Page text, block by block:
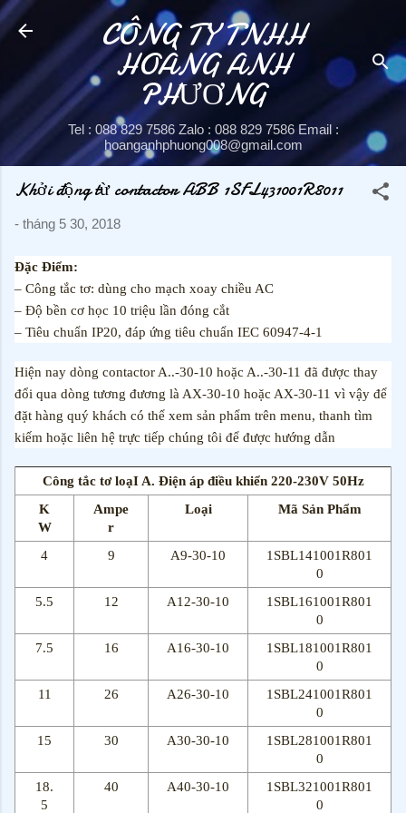
Chuyển đến nội dung chính
CÔNG TY TNHH
HOÀNG ANH
PHƯƠNG
Tel : 088 829 7586 Zalo : 088 829 7586 Email :
hoanganhphuong008@gmail.com
Khởi động từ contactor ABB 1SFL431001R8011
- tháng 5 30, 2018
Đặc Điểm:
– Công tắc tơ: dùng cho mạch xoay chiều AC
– Độ bền cơ học 10 triệu lần đóng cắt
– Tiêu chuẩn IP20, đáp ứng tiêu chuẩn IEC 60947-4-1
Hiện nay dòng contactor A..-30-10 hoặc A..-30-11 đã được thay
đổi qua dòng tương đương là AX-30-10 hoặc AX-30-11 vì vậy để
đặt hàng quý khách có thể xem sản phẩm trên menu, thanh tìm
kiếm hoặc liên hệ trực tiếp chúng tôi để được hướng dẫn
Công tắc tơ loạI A. Điện áp điều khiển 220-230V 50Hz
K
W
Ampe
r
Loại Mã Sản Phẩm
4 9 A9-30-10
1SBL141001R801
0
5.5
12 A12-30-10
1SBL161001R801
0
7.5
16 A16-30-10
1SBL181001R801
0
11
26 A26-30-10
1SBL241001R801
0
15
30 A30-30-10
1SBL281001R801
0
18.
5
40 A40-30-10
1SBL321001R801
0